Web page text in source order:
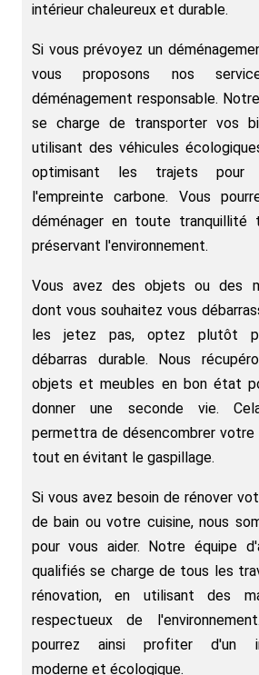
intérieur chaleureux et durable.
Si vous prévoyez un
vous proposons nos
déménagement responsable.
se charge de transporter vos
utilisant des véhicules
optimisant les trajets pour
l'empreinte carbone. Vous
déménager en toute tranquillité
préservant l'environnement.
Vous avez des objets ou des
dont vous souhaitez vous
les jetez pas, optez plutôt
débarras durable. Nous
objets et meubles en bon état
donner une seconde vie.
permettra de désencombrer votre
tout en évitant le gaspillage.
Si vous avez besoin de rénover
de bain ou votre cuisine, nous
pour vous aider. Notre équipe
qualifiés se charge de tous les
rénovation, en utilisant des
respectueux de
pourrez ainsi profiter d'un
moderne et écologique.